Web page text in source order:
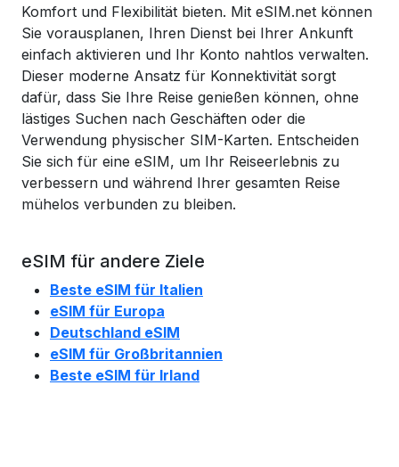
Komfort und Flexibilität bieten. Mit eSIM.net können
Sie vorausplanen, Ihren Dienst bei Ihrer Ankunft
einfach aktivieren und Ihr Konto nahtlos verwalten.
Dieser moderne Ansatz für Konnektivität sorgt
dafür, dass Sie Ihre Reise genießen können, ohne
lästiges Suchen nach Geschäften oder die
Verwendung physischer SIM-Karten. Entscheiden
Sie sich für eine eSIM, um Ihr Reiseerlebnis zu
verbessern und während Ihrer gesamten Reise
mühelos verbunden zu bleiben.
eSIM für andere Ziele
Beste eSIM für Italien
eSIM für Europa
Deutschland eSIM
eSIM für Großbritannien
Beste eSIM für Irland